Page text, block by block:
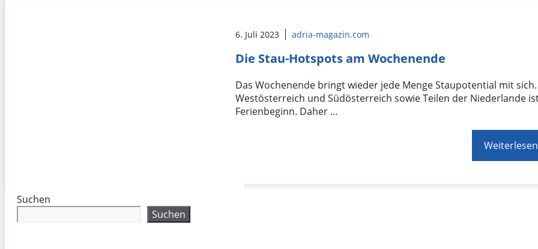
6. Juli 2023 adria-magazin.com
Die Stau-Hotspots am Wochenende
Das Wochenende bringt wieder jede Menge Staupotential mit
Westösterreich und Südösterreich sowie Teilen der Niederlande
Ferienbeginn. Daher …
Weiterlesen
Suchen
Suchen